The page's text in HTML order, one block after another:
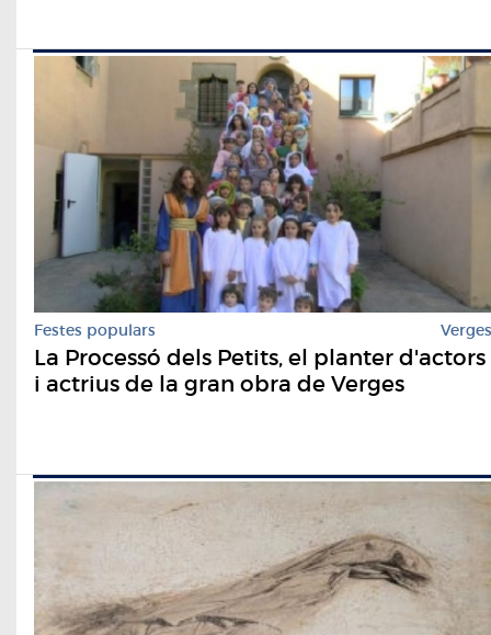
Festes populars Verges
La Processó dels Petits, el planter d'actors
i actrius de la gran obra de Verges